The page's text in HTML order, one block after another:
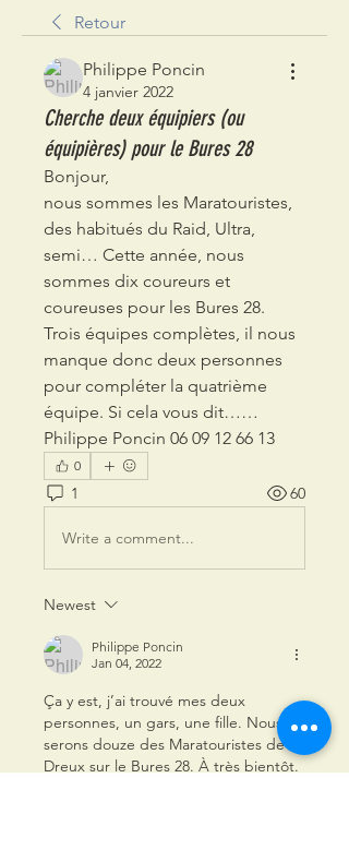
Retour
Philippe Poncin
4 janvier 2022
Cherche deux équipiers (ou
équipières) pour le Bures 28
Bonjour,
nous sommes les Maratouristes,
des habitués du Raid, Ultra,
semi… Cette année, nous
sommes dix coureurs et
coureuses pour les Bures 28.
Trois équipes complètes, il nous
manque donc deux personnes
pour compléter la quatrième
équipe. Si cela vous dit……
Philippe Poncin 06 09 12 66 13
0
1 60
Write a comment...
Newest
Philippe Poncin
Jan 04, 2022
Ça y est, j’ai trouvé mes deux
personnes, un gars, une fille. Nous
serons douze des Maratouristes de
Dreux sur le Bures 28. À très bientôt.